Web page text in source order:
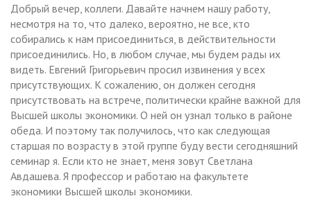
Добрый вечер, коллеги. Давайте начнем нашу работу,
несмотря на то, что далеко, вероятно, не все, кто
собирались к нам присоединиться, в действительности
присоединились. Но, в любом случае, мы будем рады их
видеть. Евгений Григорьевич просил извинения у всех
присутствующих. К сожалению, он должен сегодня
присутствовать на встрече, политически крайне важной для
Высшей школы экономики. О ней он узнал только в районе
обеда. И поэтому так получилось, что как следующая
старшая по возрасту в этой группе буду вести сегодняшний
семинар я. Если кто не знает, меня зовут Светлана
Авдашева. Я профессор и работаю на факультете
экономики Высшей школы экономики.